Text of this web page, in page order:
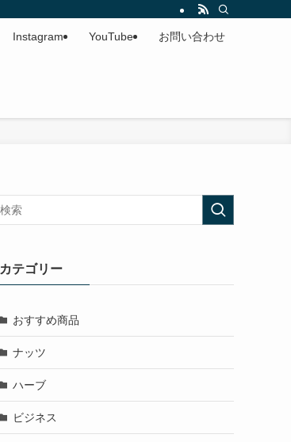
Instagram YouTube お問い合わせ
カテゴリー
おすすめ商品
ナッツ
ハーブ
ビジネス